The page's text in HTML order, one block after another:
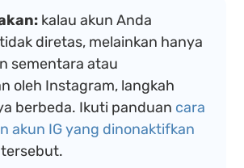
kalau akun Anda
diretas, melainkan hanya
sementara atau
oleh Instagram, langkah
berbeda. Ikuti panduan cara
akun IG yang dinonaktifkan